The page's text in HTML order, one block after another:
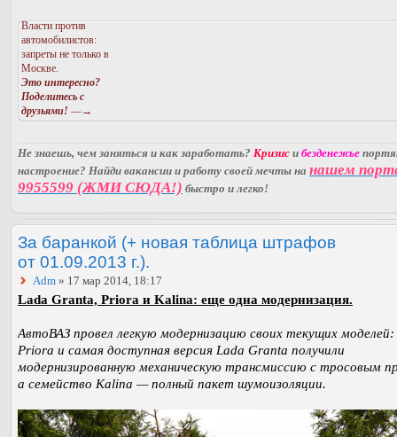
Власти против
автомобилистов:
запреты не только в
Москве.
Это интересно?
Поделитесь с
друзьями! —→
Не знаешь, чем заняться и как заработать? Кризис и безденежье
настроение? Найди вакансии и работу своей мечты на нашем
9955599 (ЖМИ СЮДА!) быстро и легко!
За баранкой (+ новая таблица штрафов
от 01.09.2013 г.).
Adm » 17 мар 2014, 18:17
Lada Granta, Priora и Kalina: еще одна модернизация.
АвтоВАЗ провел легкую модернизацию своих текущих
Priora и самая доступная версия Lada Granta получили
модернизированную механическую трансмиссию с тросовым
а семейство Kalina — полный пакет шумоизоляции.